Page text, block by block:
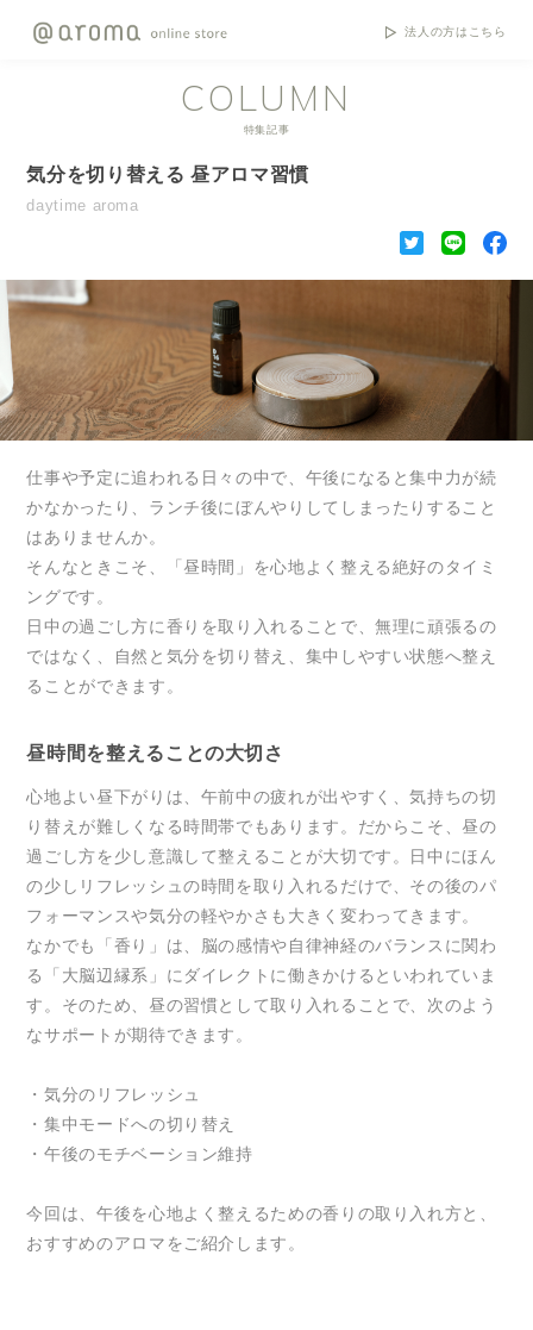
法人の方はこちら
COLUMN
特集記事
気分を切り替える 昼アロマ習慣
daytime aroma
仕事や予定に追われる日々の中で、午後になると集中力が続
かなかったり、ランチ後にぼんやりしてしまったりすること
はありませんか。
そんなときこそ、「昼時間」を心地よく整える絶好のタイミ
ングです。
日中の過ごし方に香りを取り入れることで、無理に頑張るの
ではなく、自然と気分を切り替え、集中しやすい状態へ整え
ることができます。
昼時間を整えることの大切さ
心地よい昼下がりは、午前中の疲れが出やすく、気持ちの切
り替えが難しくなる時間帯でもあります。だからこそ、昼の
過ごし方を少し意識して整えることが大切です。日中にほん
の少しリフレッシュの時間を取り入れるだけで、その後のパ
フォーマンスや気分の軽やかさも大きく変わってきます。
なかでも「香り」は、脳の感情や自律神経のバランスに関わ
る「大脳辺縁系」にダイレクトに働きかけるといわれていま
す。そのため、昼の習慣として取り入れることで、次のよう
なサポートが期待できます。
・気分のリフレッシュ
・集中モードへの切り替え
・午後のモチベーション維持
今回は、午後を心地よく整えるための香りの取り入れ方と、
おすすめのアロマをご紹介します。